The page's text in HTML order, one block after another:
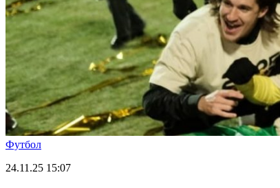
Футбол
24.11.25 15:07